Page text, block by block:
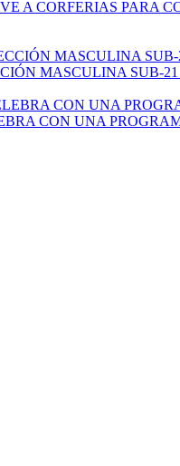
A CORFERIAS PARA
MASCULINA SUB-21
CON UNA